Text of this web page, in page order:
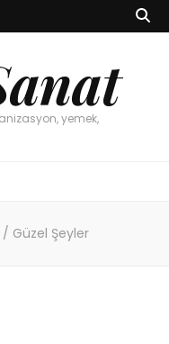
yemek,
/ Güzel Şeyler